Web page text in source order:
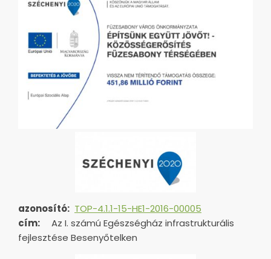
azonosító: TOP-4.1.1-15-HE1-2016-00005
cím:
Az I. számú Egészségház infrastrukturális
fejlesztése Besenyőtelken